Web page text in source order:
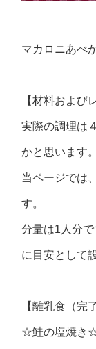
マカロニあべ
【材料および
実際の調理は
かと思います。
当ページでは
す。
分量は1人分
に目安として
【離乳食（完
☆鮭の塩焼き